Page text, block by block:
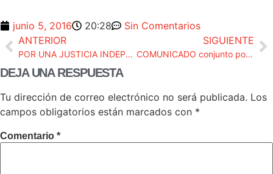
junio 5, 2016 20:28
Sin Comentarios
ANTERIOR
POR UNA JUSTICIA INDEPENDIENTE EN EUROPA
SIGUIENTE
COMUNICADO conjunto por la derogación del art. 324 LECrim
DEJA UNA RESPUESTA
Tu dirección de correo electrónico no será publicada. Los
campos obligatorios están marcados con *
Comentario *